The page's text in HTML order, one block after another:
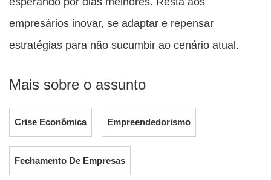
empresários inovar, se adaptar e repensar
estratégias para não sucumbir ao cenário atual.
Mais sobre o assunto
Crise Econômica Empreendedorismo
Fechamento De Empresas